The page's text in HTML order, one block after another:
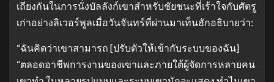
เถียงกันในการนั่งบัลลังก์เขาสําหรับชัยชนะที่เร้าใจกับศัตรู
เก่าอย่างลิเวอร์พูลเมื่อวันจันทร์ที่ผ่านมาเท็นฮักอธิบายว่า:
“ฉันคิดว่าเขาสามารถ [ปรับตัวให้เข้ากับระบบของฉัน]
“ตลอดอาชีพการงานของเขาและภายใต้ผู้จัดการหลายคน